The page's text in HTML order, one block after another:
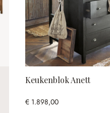
Keukenblok Anett
€ 1.898,00